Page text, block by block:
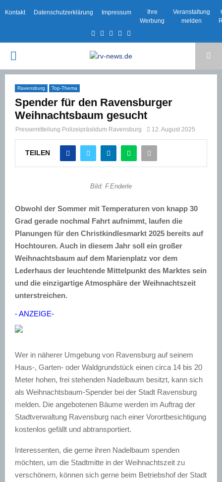
Kontakt Datenschutzerklärung Impressum
Ihre
Werbung
Veranstaltung
melden
Facebook
TwitterInstagram
Email
PRIMARY
MENU
Ravensburg Top-Thema
Spender für den Ravensburger
Weihnachtsbaum gesucht
Pressemitteilung Polizeipräsiidum Ravensburg 12. August 2025
TEILEN
Bild: F.Enderle
Obwohl der Sommer mit Temperaturen von knapp 30
Grad gerade nochmal Fahrt aufnimmt, laufen die
Planungen für den Christkindlesmarkt 2025 bereits auf
Hochtouren. Auch in diesem Jahr soll ein großer
Weihnachtsbaum auf dem Marienplatz vor dem
Lederhaus der leuchtende Mittelpunkt des Marktes sein
und die einzigartige Atmosphäre der Weihnachtszeit
unterstreichen.
- ANZEIGE-
Wer in näherer Umgebung von Ravensburg auf seinem
Haus-, Garten- oder Waldgrundstück einen circa 14 bis 20
Meter hohen, frei stehenden Nadelbaum besitzt, kann sich
als Weihnachtsbaum-Spender bei der Stadt Ravensburg
melden. Die angebotenen Bäume werden im Auftrag der
Stadtverwaltung Ravensburg nach einer Vorortbesichtigung
kostenlos gefällt und abtransportiert.
Interessenten, die gerne ihren Nadelbaum spenden
möchten, um die Stadtmitte in der Weihnachtszeit zu
verschönern, können sich gerne beim Betriebshof der Stadt